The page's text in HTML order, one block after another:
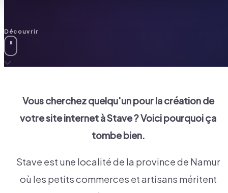
Découvrir
Vous cherchez quelqu'un pour la création de
votre site internet àStave? Voici pourquoi ça
tombe bien.
Stave est une localité de la province de Namur
où les petits commerces et artisans méritent